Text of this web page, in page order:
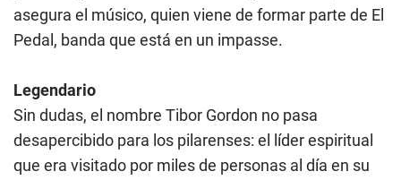
asegura el músico, quien viene de formar parte de El
Pedal, banda que está en un impasse.
Legendario
Sin dudas, el nombre Tibor Gordon no pasa
desapercibido para los pilarenses: el líder espiritual
que era visitado por miles de personas al día en su